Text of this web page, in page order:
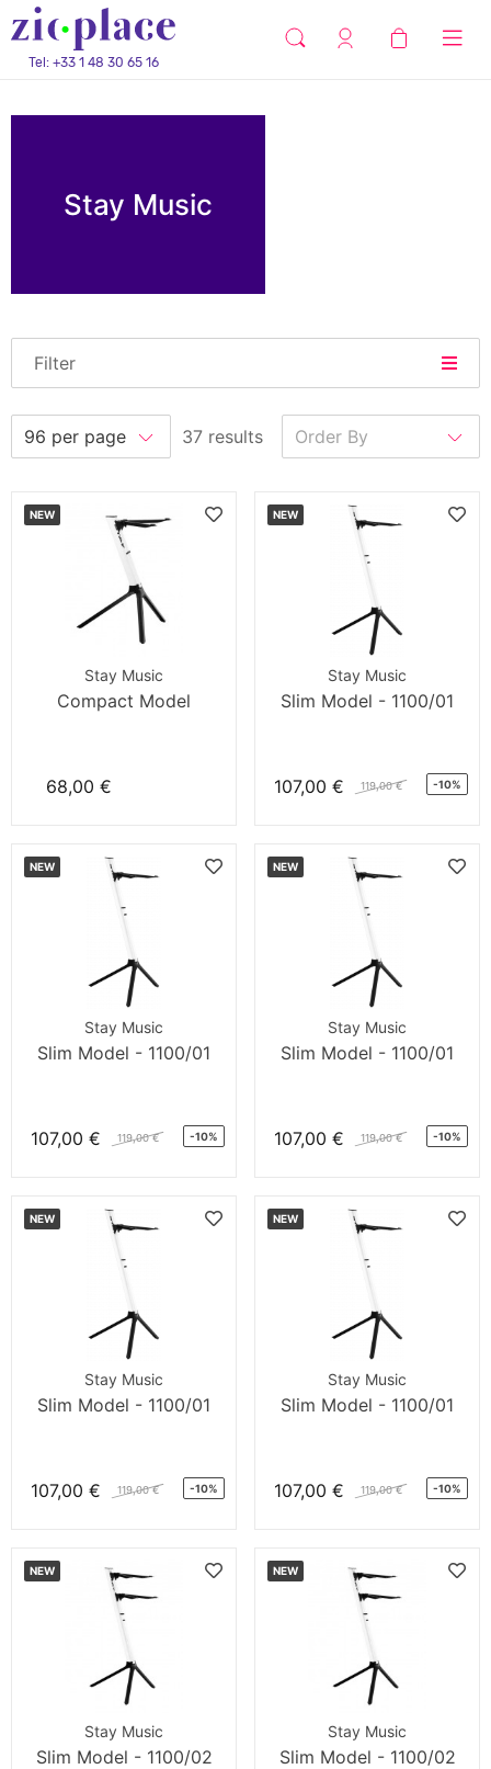
Tel: +33 1 48 30 65 16
Stay Music
Filter
37 results
NEW
Stay Music
Compact Model
68,00 €
NEW
Stay Music
Slim Model - 1100/01
107,00 € 119,00 € -10%
NEW
Stay Music
Slim Model - 1100/01
107,00 € 119,00 € -10%
NEW
Stay Music
Slim Model - 1100/01
107,00 € 119,00 € -10%
NEW
Stay Music
Slim Model - 1100/01
107,00 € 119,00 € -10%
NEW
Stay Music
Slim Model - 1100/01
107,00 € 119,00 € -10%
NEW
Stay Music
Slim Model - 1100/02
NEW
Stay Music
Slim Model - 1100/02